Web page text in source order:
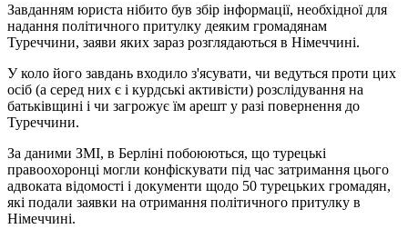
Завданням юриста нібито був збір інформації, необхідної для
надання політичного притулку деяким громадянам
Туреччини, заяви яких зараз розглядаються в Німеччині.
У коло його завдань входило з'ясувати, чи ведуться проти цих
осіб (а серед них є і курдські активісти) розслідування на
батьківщині і чи загрожує їм арешт у разі повернення до
Туреччини.
За даними ЗМІ, в Берліні побоюються, що турецькі
правоохоронці могли конфіскувати під час затримання цього
адвоката відомості і документи щодо 50 турецьких громадян,
які подали заявки на отримання політичного притулку в
Німеччині.